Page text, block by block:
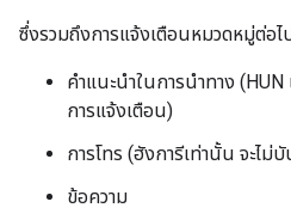
ซึ่งรวมถึงการแจ้งเตือนหมวดหมู่ต่อไ
คำแนะนำในการนำทาง
การแจ้งเตือน)
การโทร (ฮังการีเท่านั้น จะไ
ข้อความ